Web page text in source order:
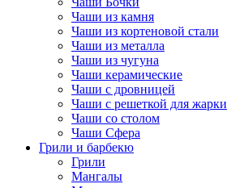
Чаши из камня
Чаши из кортеновой стали
Чаши из металла
Чаши из чугуна
Чаши керамические
Чаши с дровницей
Чаши с решеткой для жарки
Чаши со столом
Чаши Сфера
Грили и барбекю
Грили
Мангалы